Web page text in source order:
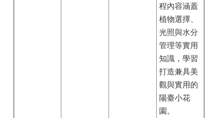
程內容涵蓋
植物選擇、
光照與水分
管理等實用
知識，學習
打造兼具美
觀與實用的
陽臺小花
園。